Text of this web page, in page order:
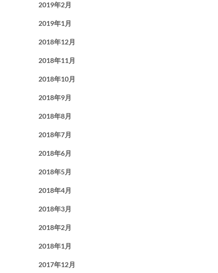
2019年2月
2019年1月
2018年12月
2018年11月
2018年10月
2018年9月
2018年8月
2018年7月
2018年6月
2018年5月
2018年4月
2018年3月
2018年2月
2018年1月
2017年12月